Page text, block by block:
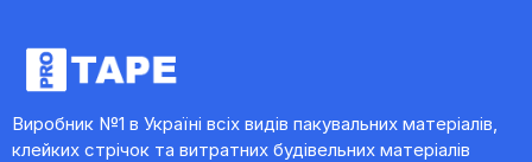
Виробник №1 в Україні всіх видів пакувальних матеріалів,
клейких стрічок та витратних будівельних матеріалів